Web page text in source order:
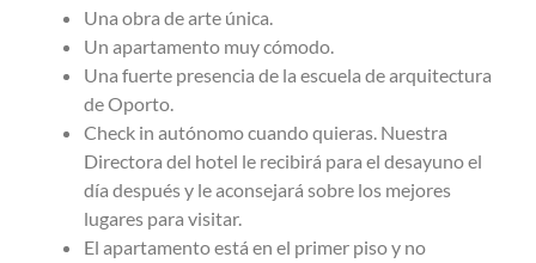
Una obra de arte única.
Un apartamento muy cómodo.
Una fuerte presencia de la escuela de arquitectura
de Oporto.
Check in autónomo cuando quieras. Nuestra
Directora del hotel le recibirá para el desayuno el
día después y le aconsejará sobre los mejores
lugares para visitar.
El apartamento está en el primer piso y no